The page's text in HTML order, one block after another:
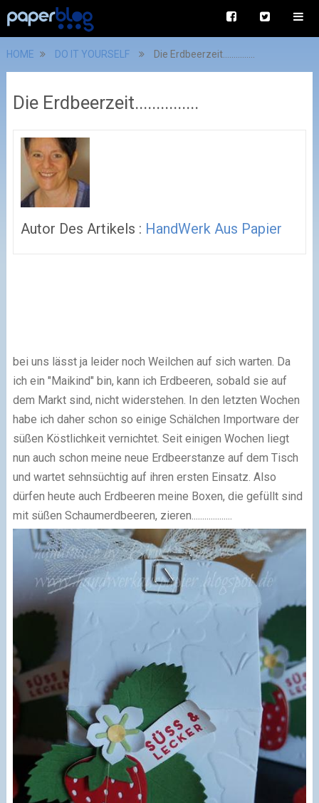
HOME DO IT YOURSELF Die Erdbeerzeit...............
Die Erdbeerzeit...............
Autor Des Artikels : HandWerk Aus Papier
bei uns lässt ja leider noch Weilchen auf sich warten. Da
ich ein "Maikind" bin, kann ich Erdbeeren, sobald sie auf
dem Markt sind, nicht widerstehen. In den letzten Wochen
habe ich daher schon so einige Schälchen Importware der
süßen Köstlichkeit vernichtet. Seit einigen Wochen liegt
nun auch schon meine neue Erdbeerstanze auf dem Tisch
und wartet sehnsüchtig auf ihren ersten Einsatz. Also
dürfen heute auch Erdbeeren meine Boxen, die gefüllt sind
mit süßen Schaumerdbeeren, zieren...................